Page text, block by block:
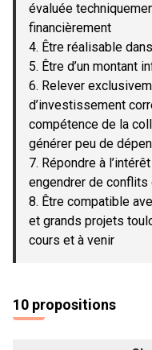
évaluée
financièrement
4. Être réalisable
5. Être d’un montant
6. Relever
d’investissement
compétence de la
générer peu de
7. Répondre à
engendrer de conflits
8. Être compatible
et grands projets
cours et à venir
10 propositions